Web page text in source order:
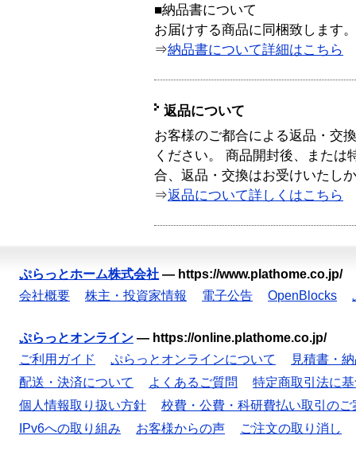
■納品書について
お届けする商品に同梱致します。
⇒納品書について詳細はこちら
返品について
お客様のご都合による返品・交
ください。 商品開封後、または
合、返品・交換はお受けいたし
⇒返品について詳しくはこちら
ぷらっとホーム株式会社 — https://www.plathome.co.jp/
会社概要
株主・投資家情報 電子公告 OpenBlocks
ぷらっとオンライン — https://online.plathome.co.jp/
ご利用ガイド
ぷらっとオンラインについて
見積書・
配送・決済について
よくあるご質問
特定商取引法に
個人情報取り扱い方針
校費・公費・科研費払い取引のご
IPv6への取り組み
お客様からの声 ご注文の取り消し